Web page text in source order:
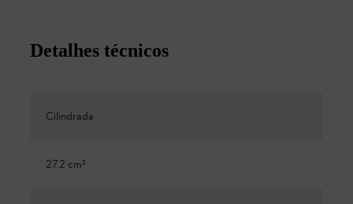
Detalhes técnicos
Cilindrada
27.2 cm³